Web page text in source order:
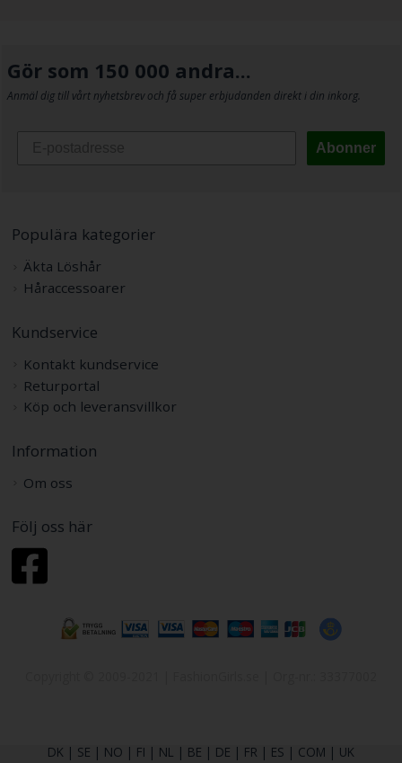
Gör som 150 000 andra...
Anmäl dig till vårt nyhetsbrev och få super erbjudanden direkt i din inkorg.
Abonner
Populära kategorier
Äkta Löshår
Håraccessoarer
Kundservice
Kontakt kundservice
Returportal
Köp och leveransvillkor
Information
Om oss
Följ oss här
DK | SE | NO | FI | NL | BE | DE | FR | ES | COM | UK